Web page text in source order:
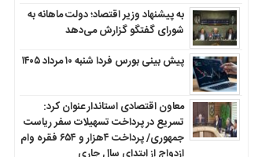
به پیشنهاد وزیر اقتصاد؛ دولت ماهانه به
شورای گفتگو گزارش می‌دهد
پیش بینی بورس فردا شنبه ۱۰ مرداد ۱۴۰۵
معاون اقتصادی استاندار عنوان کرد:
تسریع در پرداخت تسهیلات سفر ریاست
جمهوری/ پرداخت ۴هزار و ۶۵۴ فقره وام